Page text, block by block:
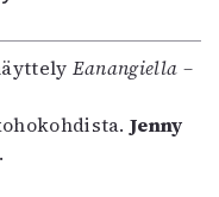
Eanangiella –
Jenny